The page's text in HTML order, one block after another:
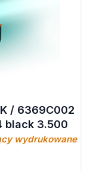
/ 6369C002
black 3.500
wydrukowane